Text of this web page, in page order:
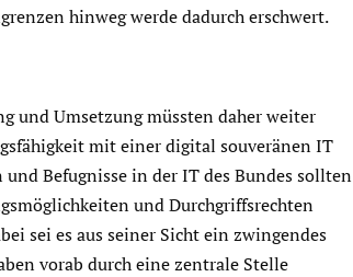
hinweg werde dadurch erschwert.
und Umsetzung müssten daher weiter
mit einer digital souveränen IT
Befugnisse in der IT des Bundes sollten
und Durchgriffsrechten
sei es aus seiner Sicht ein zwingendes
vorab durch eine zentrale Stelle